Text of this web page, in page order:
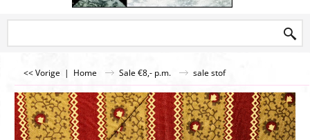
<< Vorige | Home Sale €8,- p.m. sale stof